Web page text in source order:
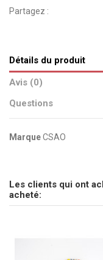
Partagez :
Détails du produit
Avis (0)
Questions
MarqueCSAO
Soyez le premier à
Les clients qui ont
acheté: